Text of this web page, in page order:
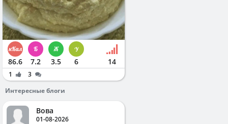
86.6 7.2 3.5 6 14
1
3
Интересные блоги
Вова
01-08-2026